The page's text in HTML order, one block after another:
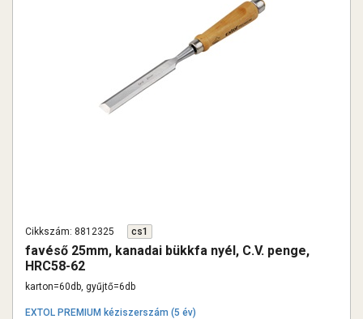
Cikkszám: 8812325 cs1
favéső 25mm, kanadai bükkfa nyél, C.V. penge,
HRC58-62
karton=60db, gyűjtő=6db
EXTOL PREMIUM kéziszerszám (5 év)